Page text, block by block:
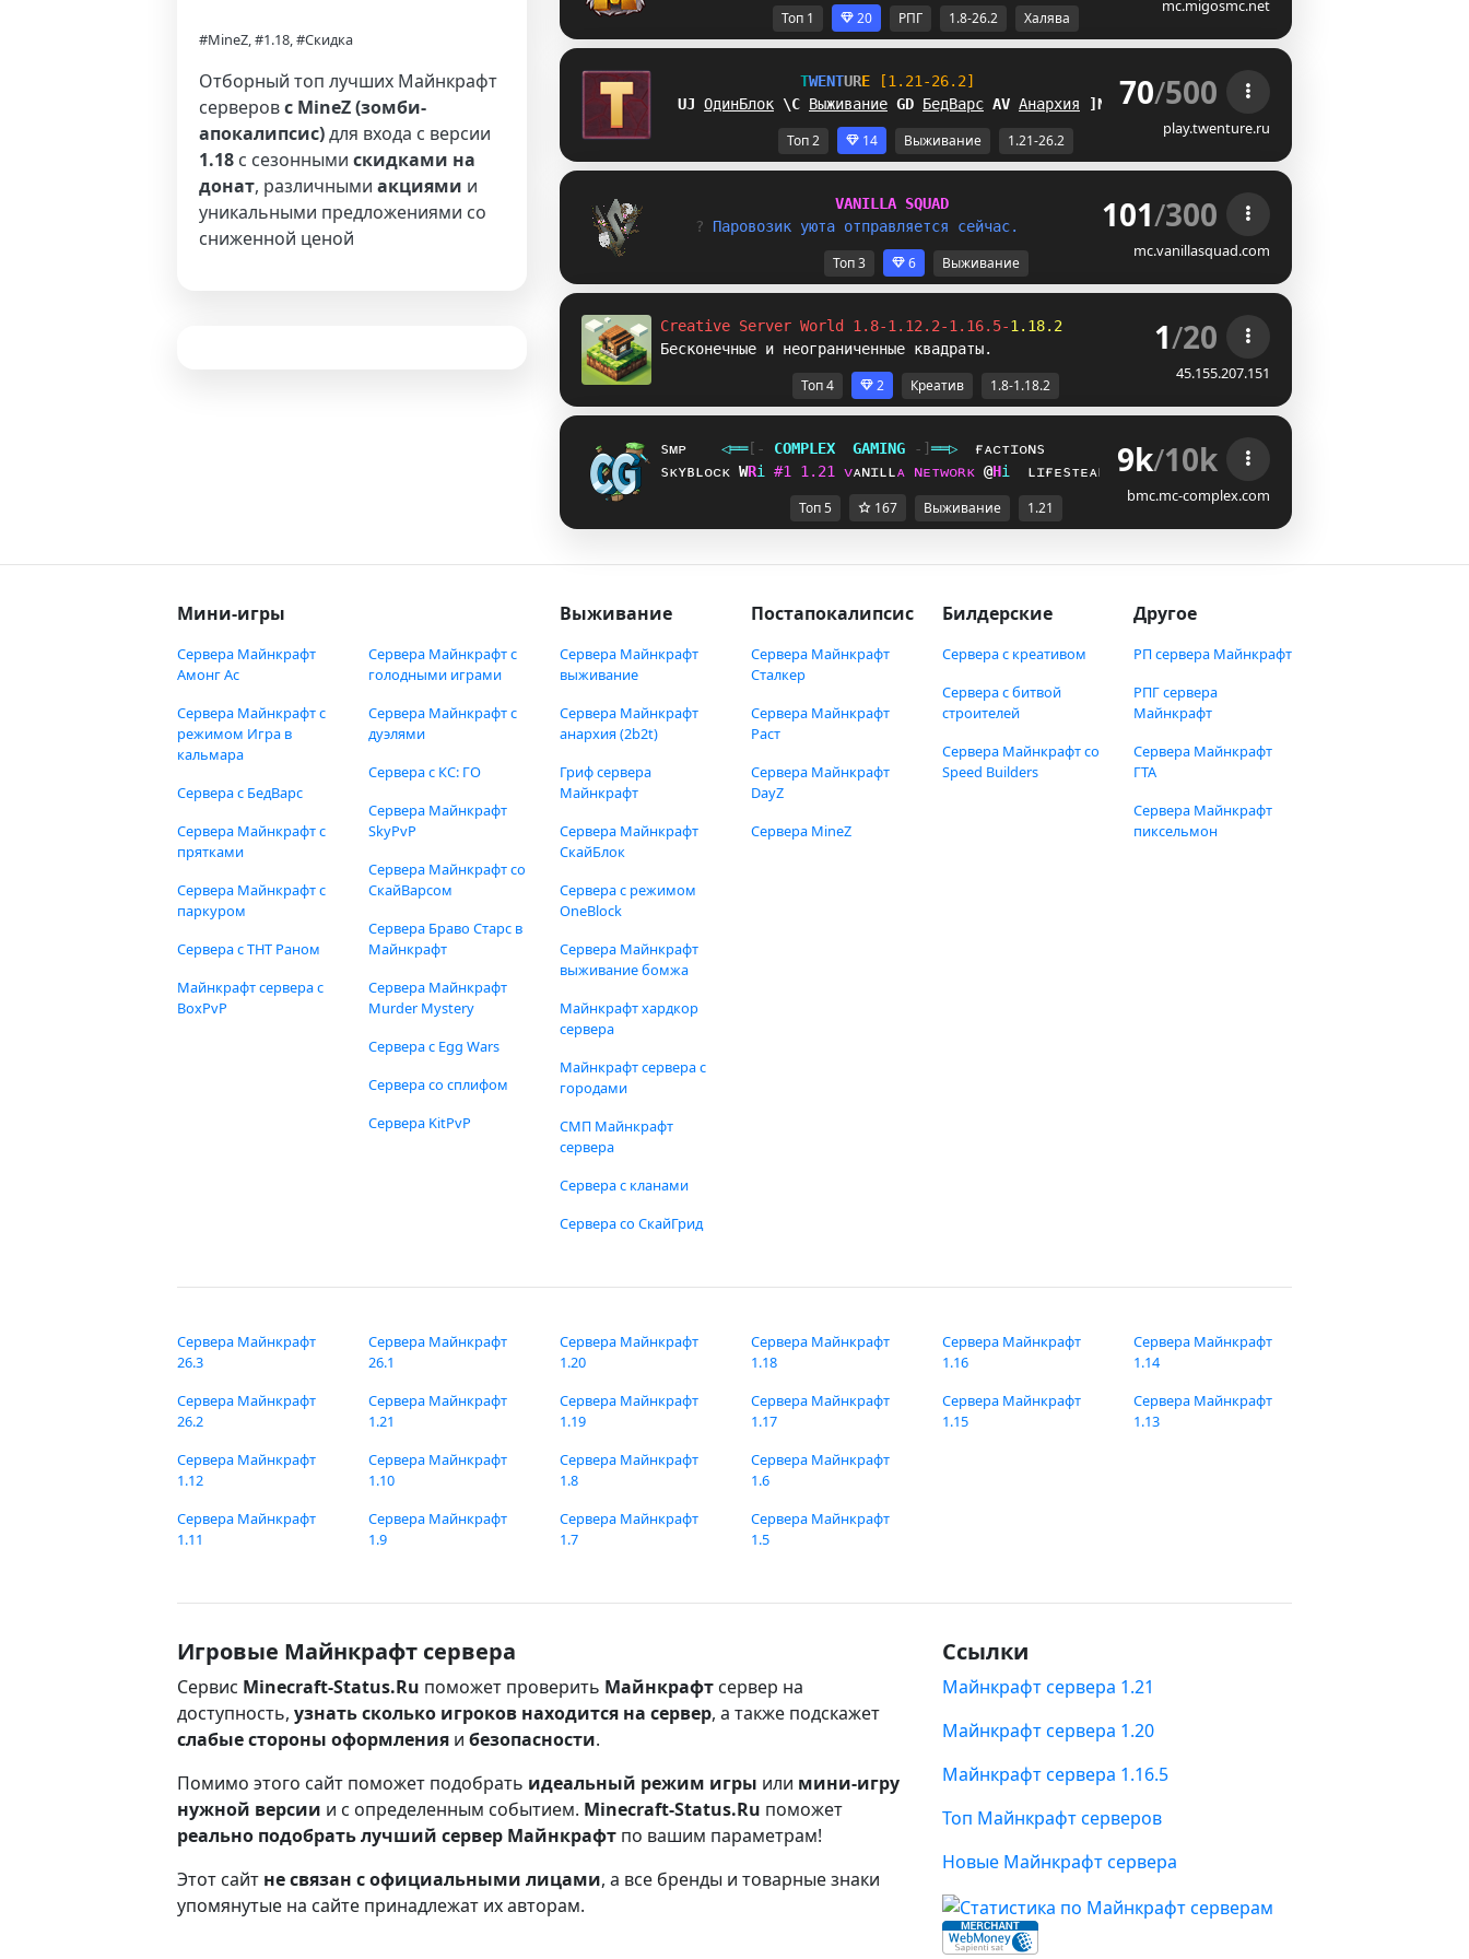
#MineZ, #1.18, #Скидка
Отборный топ лучших Майнкрафт
серверовс MineZ (зомби-
апокалипсис)для входа с версии
1.18 с сезонными скидками на
донат, различными акциями и
уникальными предложениями со
сниженной ценой
mc.migosmc.net
Топ 1 20 РПГ 1.8-26.2 Халява
TWENTURE
[1.21-26.2]
VU ОдинБлок ZI Выживание YO БедВарс V\ Анархия P\ 70/500
play.twenture.ru
Топ 2 14 Выживание 1.21-26.2
VANIL L A SQUAD
? Паровозик уюта отправляется сейчас. 101/300
mc.vanillasquad.com
Топ 3 6 Выживание
Creative Server World 1.8-1.12.2-1.16.5-1.18.2
Бесконечные и неограниченные квадраты.
1/20
45.155.207.151
Топ 4 2 Креатив 1.8-1.18.2
sᴍᴘ ◁══[‐ COMPL EX GAMING ‐]══▷
ғᴀᴄᴛɪᴏɴs
sᴋʏʙʟᴏᴄᴋ ILi #1 1 . 21 ᴠᴀɴɪʟʟᴀ ɴᴇᴛᴡᴏʀᴋ D\i ʟɪғᴇsᴛᴇᴀʟ 9k/10k
bmc.mc-complex.com
Топ 5 167 Выживание 1.21
Мини-игры
Сервера Майнкрафт
Амонг Ас
Сервера Майнкрафт с
режимом Игра в
кальмара
Сервера с БедВарс
Сервера Майнкрафт с
прятками
Сервера Майнкрафт с
паркуром
Сервера с ТНТ Раном
Майнкрафт сервера с
BoxPvP
Сервера Майнкрафт с
голодными играми
Сервера Майнкрафт с
дуэлями
Сервера с КС: ГО
Сервера Майнкрафт
SkyPvP
Сервера Майнкрафт со
СкайВарсом
Сервера Браво Старс в
Майнкрафт
Сервера Майнкрафт
Murder Mystery
Сервера с Egg Wars
Сервера со сплифом
Сервера KitPvP
Выживание
Сервера Майнкрафт
выживание
Сервера Майнкрафт
анархия (2b2t)
Гриф сервера
Майнкрафт
Сервера Майнкрафт
СкайБлок
Сервера с режимом
OneBlock
Сервера Майнкрафт
выживание бомжа
Майнкрафт хардкор
сервера
Майнкрафт сервера с
городами
СМП Майнкрафт
сервера
Сервера с кланами
Сервера со СкайГрид
Постапокалипсис
Сервера Майнкрафт
Сталкер
Сервера Майнкрафт
Раст
Сервера Майнкрафт
DayZ
Сервера MineZ
Билдерские
Сервера с креативом
Сервера с битвой
строителей
Сервера Майнкрафт со
Speed Builders
Другое
РП сервера Майнкрафт
РПГ сервера
Майнкрафт
Сервера Майнкрафт
ГТА
Сервера Майнкрафт
пиксельмон
Сервера Майнкрафт
26.3
Сервера Майнкрафт
26.2
Сервера Майнкрафт
26.1
Сервера Майнкрафт
1.21
Сервера Майнкрафт
1.20
Сервера Майнкрафт
1.19
Сервера Майнкрафт
1.18
Сервера Майнкрафт
1.17
Сервера Майнкрафт
1.16
Сервера Майнкрафт
1.15
Сервера Майнкрафт
1.14
Сервера Майнкрафт
1.13
Сервера Майнкрафт
1.12
Сервера Майнкрафт
1.11
Сервера Майнкрафт
1.10
Сервера Майнкрафт
1.9
Сервера Майнкрафт
1.8
Сервера Майнкрафт
1.7
Сервера Майнкрафт
1.6
Сервера Майнкрафт
1.5
Игровые Майнкрафт сервера
Сервис Minecraft-Status.Ru поможет проверить Майнкрафт сервер на
доступность, узнать сколько игроков находится на сервер, а также подскажет
слабые стороны оформления и безопасности.
Помимо этого сайт поможет подобрать идеальный режим игры или мини-игру
нужной версии и с определенным событием. Minecraft-Status.Ru поможет
реально подобрать лучший сервер Майнкрафт по вашим параметрам!
Этот сайт не связан с официальными лицами, а все бренды и товарные знаки
упомянутые на сайте принадлежат их авторам.
Ссылки
Майнкрафт сервера 1.21
Майнкрафт сервера 1.20
Майнкрафт сервера 1.16.5
Топ Майнкрафт серверов
Новые Майнкрафт сервера